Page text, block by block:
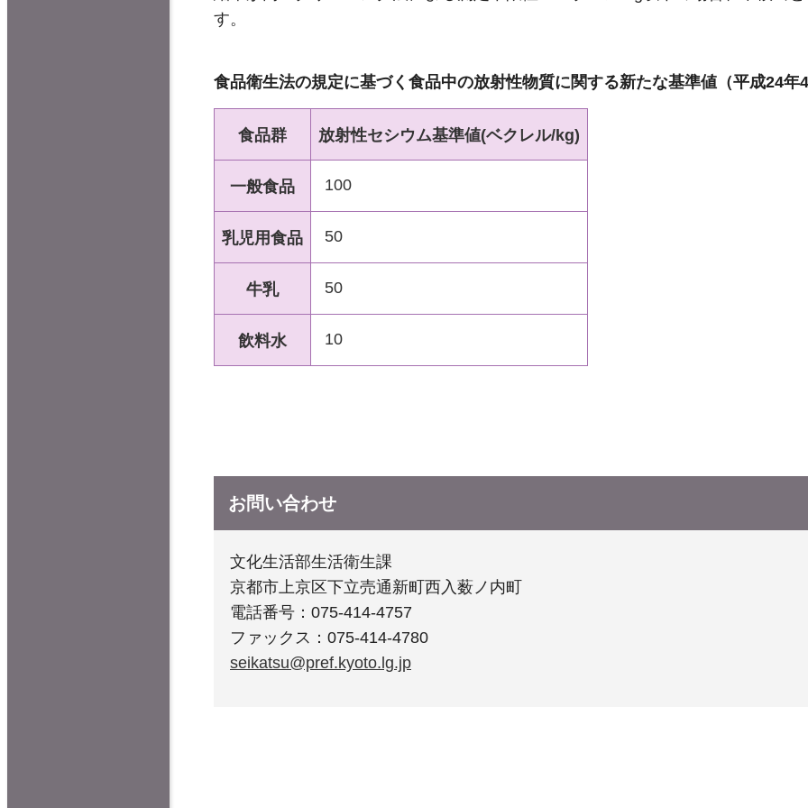
す。
食品衛生法の規定に基づく食品中の放射性物質に関する新たな基準値（平成24年4
食品群 放射性セシウム基準値(ベクレル/kg)
一般食品 100
乳児用食品 50
牛乳 50
飲料水 10
お問い合わせ
文化生活部生活衛生課
京都市上京区下立売通新町西入薮ノ内町
電話番号：075-414-4757
ファックス：075-414-4780
seikatsu@pref.kyoto.lg.jp